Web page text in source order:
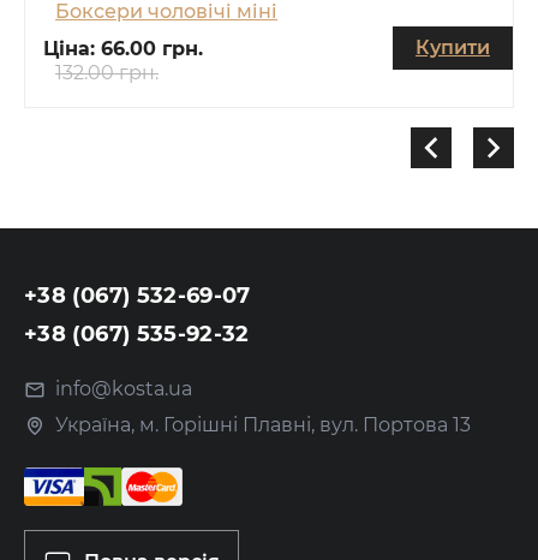
Боксери чоловічі міні
Ціна: 66.00 грн.
132.00 грн.
Купити
+38 (067) 532-69-07
+38 (067) 535-92-32
info@kosta.ua
Україна, м. Горішні Плавні, вул. Портова 13